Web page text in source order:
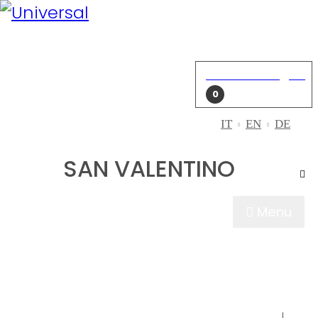
0
IT EN DE
SAN VALENTINO